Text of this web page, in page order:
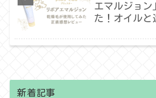
エマルジョン
た！オイルと
新着記事